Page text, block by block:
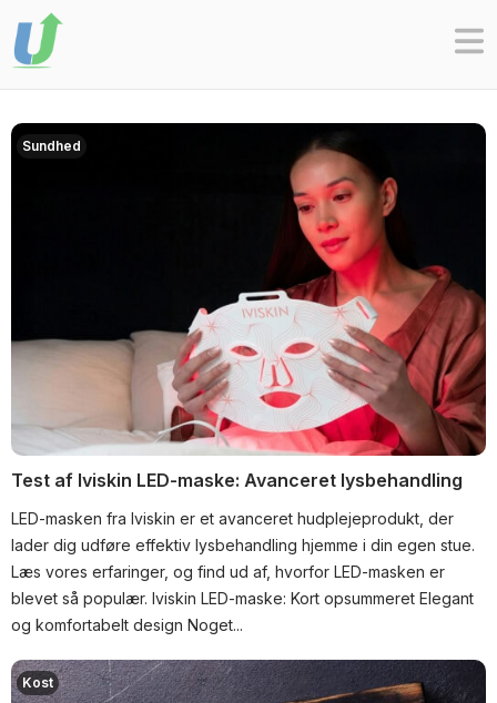
to
content
Test af Iviskin LED-maske: Avanceret lysbehandling
LED-masken fra Iviskin er et avanceret hudplejeprodukt, der
lader dig udføre effektiv lysbehandling hjemme i din egen stue.
Læs vores erfaringer, og find ud af, hvorfor LED-masken er
blevet så populær. Iviskin LED-maske: Kort opsummeret Elegant
og komfortabelt design Noget...
Sundhed
Kost